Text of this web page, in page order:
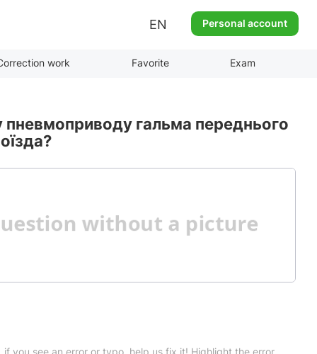
EN Personal account
work Favorite Exam
пневмоприводу гальма переднього
if you see an error or typo, help us fix it! Highlight the error